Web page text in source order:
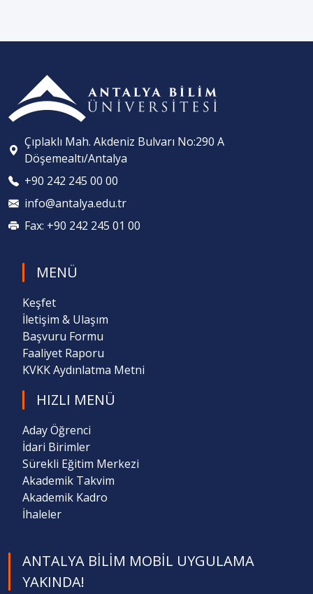
Çıplaklı Mah. Akdeniz Bulvarı No:290 A
Döşemealtı/Antalya
+90 242 245 00 00
info@antalya.edu.tr
Fax: +90 242 245 01 00
MENÜ
Keşfet
İletişim & Ulaşım
Başvuru Formu
Faaliyet Raporu
KVKK Aydınlatma Metni
HIZLI MENÜ
Aday Öğrenci
İdari Birimler
Sürekli Eğitim Merkezi
Akademik Takvim
Akademik Kadro
İhaleler
ANTALYA BILIM MOBIL UYGULAMA
YAKINDA!